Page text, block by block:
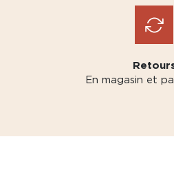
En magasin et